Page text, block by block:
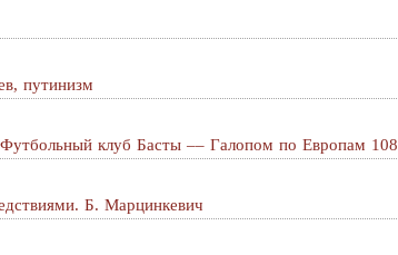
путинизм
клуб Басты –– Галопом по Европам 108
Б. Марцинкевич